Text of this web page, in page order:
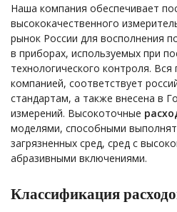
Наша компания обеспечивает
высококачественного
рынок России для восполнения
в приборах, используемых при
технологического контроля.
компанией, соответствует
стандартам, а также внесена в
измерений. Высокоточные
моделями, способными
загрязненных сред, сред с
абразивными включениями.
Классификация